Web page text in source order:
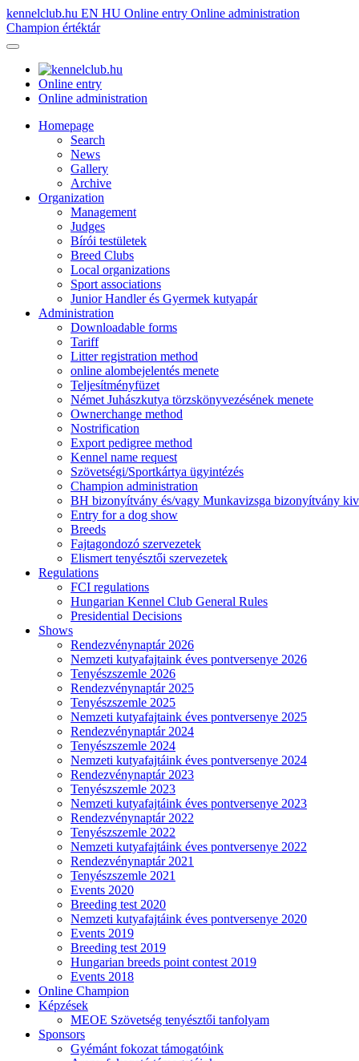
kennelclub.hu EN HU Online entry Online administration
Champion értéktár
Online entry
Online administration
Homepage
Search
News
Gallery
Archive
Organization
Management
Judges
Bírói testületek
Breed Clubs
Local organizations
Sport associations
Junior Handler és Gyermek kutyapár
Administration
Downloadable forms
Tariff
Litter registration method
online alombejelentés menete
Teljesítményfüzet
Német Juhászkutya törzskönyvezésének menete
Ownerchange method
Nostrification
Export pedigree method
Kennel name request
Szövetségi/Sportkártya ügyintézés
Champion administration
BH bizonyítvány és/vagy Munkavizsga bizonyítvány
Entry for a dog show
Breeds
Fajtagondozó szervezetek
Elismert tenyésztői szervezetek
Regulations
FCI regulations
Hungarian Kennel Club General Rules
Presidential Decisions
Shows
Rendezvénynaptár 2026
Nemzeti kutyafajtaink éves pontversenye 2026
Tenyészszemle 2026
Rendezvénynaptár 2025
Tenyészszemle 2025
Nemzeti kutyafajtaink éves pontversenye 2025
Rendezvénynaptár 2024
Tenyészszemle 2024
Nemzeti kutyafajtáink éves pontversenye 2024
Rendezvénynaptár 2023
Tenyészszemle 2023
Nemzeti kutyafajtáink éves pontversenye 2023
Rendezvénynaptár 2022
Tenyészszemle 2022
Nemzeti kutyafajtáink éves pontversenye 2022
Rendezvénynaptár 2021
Tenyészszemle 2021
Events 2020
Breeding test 2020
Nemzeti kutyafajtáink éves pontversenye 2020
Events 2019
Breeding test 2019
Hungarian breeds point contest 2019
Events 2018
Online Champion
Képzések
MEOE Szövetség tenyésztői tanfolyam
Sponsors
Gyémánt fokozat támogatóink